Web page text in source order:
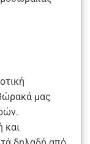
μας
και